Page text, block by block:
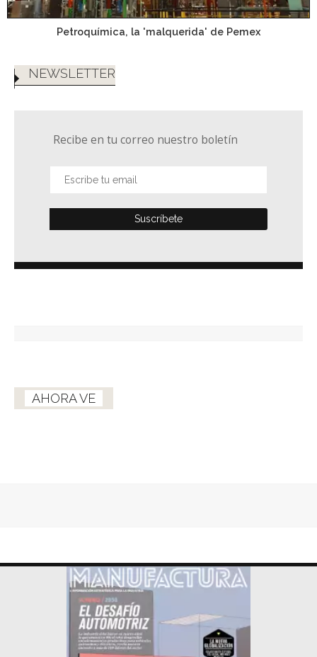
Petroquímica, la 'malquerida' de Pemex
NEWSLETTER
Recibe en tu correo nuestro boletín
AHORA VE